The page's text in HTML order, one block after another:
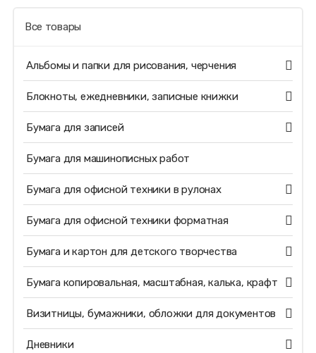
Все товары
Альбомы и папки для рисования, черчения
Блокноты, ежедневники, записные книжки
Бумага для записей
Бумага для машинописных работ
Бумага для офисной техники в рулонах
Бумага для офисной техники форматная
Бумага и картон для детского творчества
Бумага копировальная, масштабная, калька, крафт
Визитницы, бумажники, обложки для документов
Дневники